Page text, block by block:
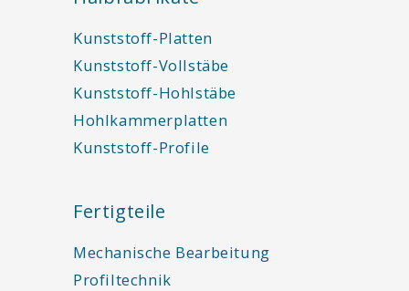
Kunststoff-Platten
Kunststoff-Vollstäbe
Kunststoff-Hohlstäbe
Hohlkammerplatten
Kunststoff-Profile
Fertigteile
Mechanische Bearbeitung
Profiltechnik